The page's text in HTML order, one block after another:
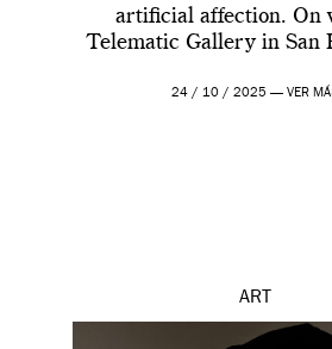
artificial affection. On
Telematic Gallery in San
24 / 10 / 2025 — VER
ART